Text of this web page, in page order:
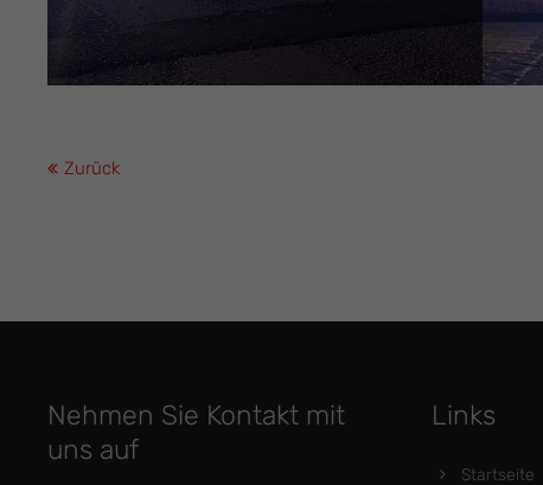
Zurück
Nehmen Sie Kontakt mit
uns auf
Links
Startseite